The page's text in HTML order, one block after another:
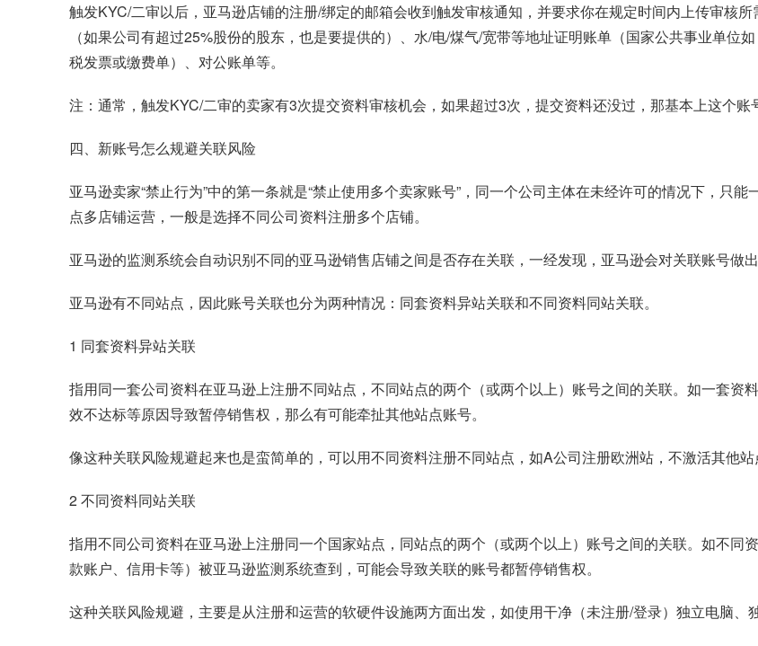
触发KYC/二审以后，亚马逊店铺的注册/绑定的邮箱会收到触发审核通知，并要求你在规定时间内上传审核
（如果公司有超过25%股份的股东，也是要提供的）、水/电/煤气/宽带等地址证明账单（国家公共事业单位
税发票或缴费单）、对公账单等。
注：通常，触发KYC/二审的卖家有3次提交资料审核机会，如果超过3次，提交资料还没过，那基本上这个账
四、新账号怎么规避关联风险
亚马逊卖家“禁止行为”中的第一条就是“禁止使用多个卖家账号”，同一个公司主体在未经许可的情况下，只
点多店铺运营，一般是选择不同公司资料注册多个店铺。
亚马逊的监测系统会自动识别不同的亚马逊销售店铺之间是否存在关联，一经发现，亚马逊会对关联账号做
亚马逊有不同站点，因此账号关联也分为两种情况：同套资料异站关联和不同资料同站关联。
1 同套资料异站关联
指用同一套公司资料在亚马逊上注册不同站点，不同站点的两个（或两个以上）账号之间的关联。如一套资
效不达标等原因导致暂停销售权，那么有可能牵扯其他站点账号。
像这种关联风险规避起来也是蛮简单的，可以用不同资料注册不同站点，如A公司注册欧洲站，不激活其他站
2 不同资料同站关联
指用不同公司资料在亚马逊上注册同一个国家站点，同站点的两个（或两个以上）账号之间的关联。如不同
款账户、信用卡等）被亚马逊监测系统查到，可能会导致关联的账号都暂停销售权。
这种关联风险规避，主要是从注册和运营的软硬件设施两方面出发，如使用干净（未注册/登录）独立电脑、